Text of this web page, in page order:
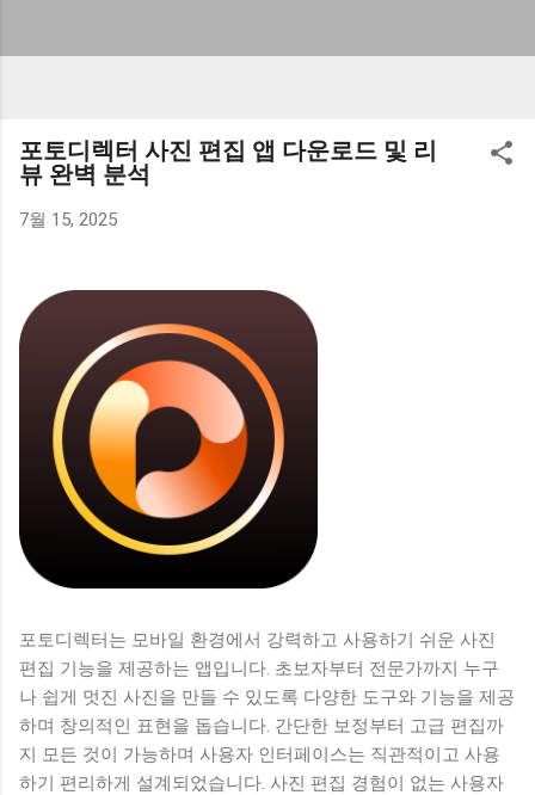
포토디렉터 사진 편집 앱 다운로드 및 리
뷰 완벽 분석
7월 15, 2025
포토디렉터는 모바일 환경에서 강력하고 사용하기 쉬운 사진
편집 기능을 제공하는 앱입니다. 초보자부터 전문가까지 누구
나 쉽게 멋진 사진을 만들 수 있도록 다양한 도구와 기능을 제공
하며 창의적인 표현을 돕습니다. 간단한 보정부터 고급 편집까
지 모든 것이 가능하며 사용자 인터페이스는 직관적이고 사용
하기 편리하게 설계되었습니다. 사진 편집 경험이 없는 사용자